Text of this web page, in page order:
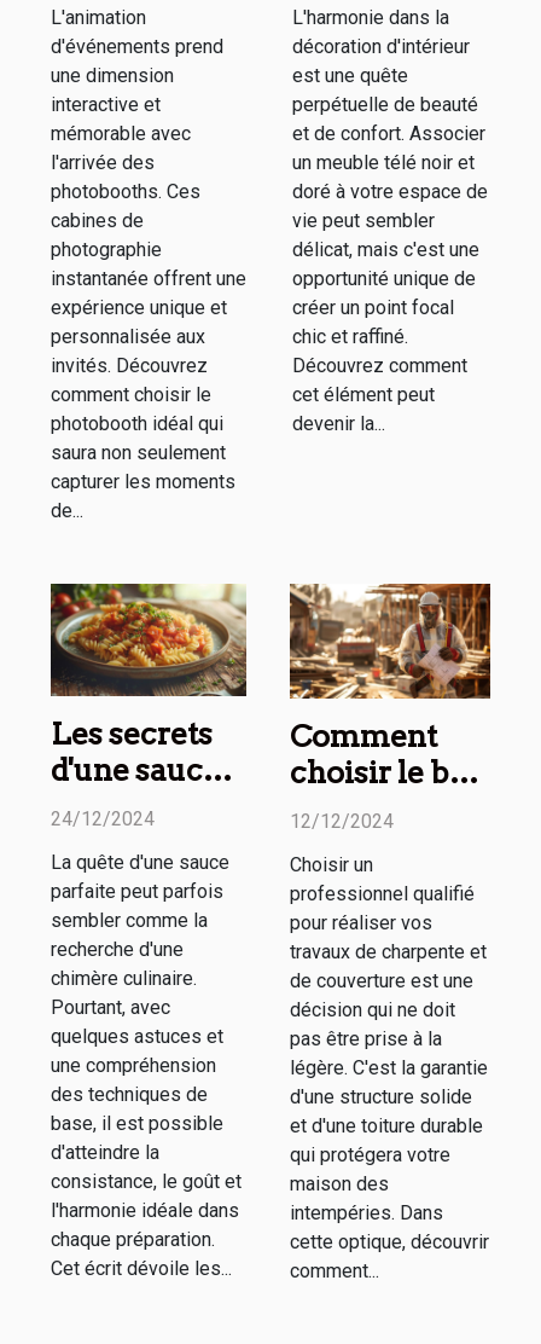
pour votre
événement
spécial
L'animation
d'événements prend
une dimension
interactive et
mémorable avec
l'arrivée des
photobooths. Ces
cabines de
photographie
instantanée offrent une
expérience unique et
personnalisée aux
invités. Découvrez
comment choisir le
photobooth idéal qui
saura non seulement
capturer les moments
de...
doré avec
votre décor
L'harmonie dans la
décoration d'intérieur
est une quête
perpétuelle de beauté
et de confort. Associer
un meuble télé noir et
doré à votre espace de
vie peut sembler
délicat, mais c'est une
opportunité unique de
créer un point focal
chic et raffiné.
Découvrez comment
cet élément peut
devenir la...
Les secrets
d'une sauce
parfaite à
24/12/2024
La quête d'une sauce
parfaite peut parfois
sembler comme la
recherche d'une
chimère culinaire.
Pourtant, avec
quelques astuces et
une compréhension
des techniques de
base, il est possible
d'atteindre la
consistance, le goût et
l'harmonie idéale dans
chaque préparation.
Cet écrit dévoile les...
Comment
choisir le bon
professionnel
travaux de
charpente et
couverture
12/12/2024
Choisir un
professionnel qualifié
pour réaliser vos
travaux de charpente et
de couverture est une
décision qui ne doit
pas être prise à la
légère. C'est la garantie
d'une structure solide
et d'une toiture durable
qui protégera votre
maison des
intempéries. Dans
cette optique, découvrir
comment...